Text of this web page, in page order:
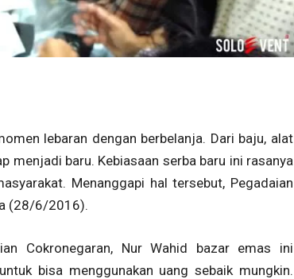
lebaran dengan berbelanja. Dari baju, alat
menjadi baru. Kebiasaan serba baru ini rasanya
Menanggapi hal tersebut, Pegadaian
(28/6/2016).
Cokronegaran, Nur Wahid bazar emas ini
bisa menggunakan uang sebaik mungkin.